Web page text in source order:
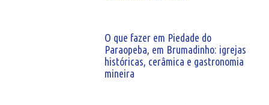
O que fazer em Piedade do
Paraopeba, em Brumadinho: igrejas
históricas, cerâmica e gastronomia
mineira